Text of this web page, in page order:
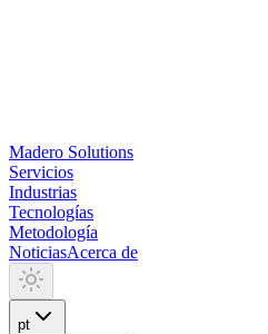
Madero Solutions
Servicios
Industrias
Tecnologías
Metodología
NoticiasAcerca de
pt